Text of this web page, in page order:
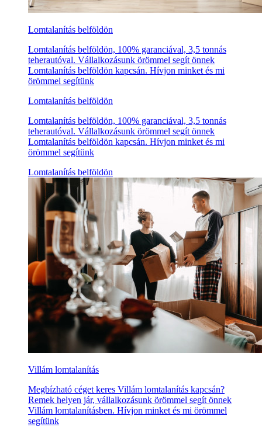
Lomtalanítás belföldön
Lomtalanítás belföldön, 100% garanciával, 3,5 tonnás
teherautóval. Vállalkozásunk örömmel segít önnek
Lomtalanítás belföldön kapcsán. Hívjon minket és mi
örömmel segítünk
Lomtalanítás belföldön
Lomtalanítás belföldön, 100% garanciával, 3,5 tonnás
teherautóval. Vállalkozásunk örömmel segít önnek
Lomtalanítás belföldön kapcsán. Hívjon minket és mi
örömmel segítünk
Lomtalanítás belföldön
Villám lomtalanítás
Megbízható céget keres Villám lomtalanítás kapcsán?
Remek helyen jár, vállalkozásunk örömmel segít önnek
Villám lomtalanításben. Hívjon minket és mi örömmel
segítünk